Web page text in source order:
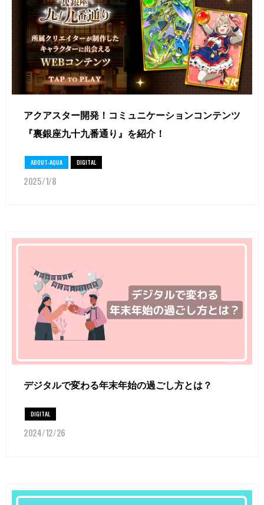
アクアスター開発！コミュニケーションコンテンツ
『裏銀座九十九番通り』を紹介！
ABOUT-AQUA DIGITAL
2025/1/8
デジタルで変わる年末年始の過ごし方とは？
DIGITAL
2024/12/26